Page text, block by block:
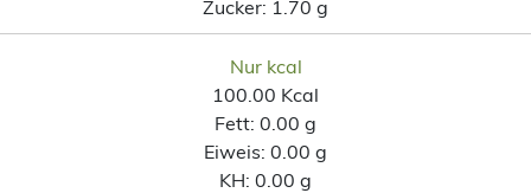
Zucker: 1.70 g
Nur kcal
100.00 Kcal
Fett: 0.00 g
Eiweis: 0.00 g
KH: 0.00 g